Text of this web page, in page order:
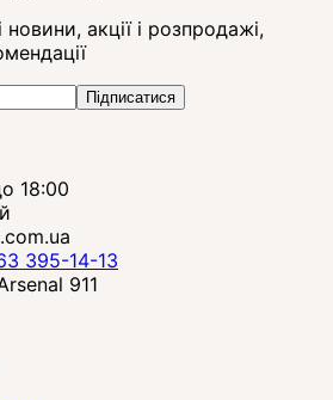
новини, акції і розпродажі,
Підписатися
18:00
395-14-13
911